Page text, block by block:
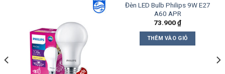
Đèn LED Bulb Philips 9W E27
A60 APR
73.900₫
THÊM VÀO GIỎ